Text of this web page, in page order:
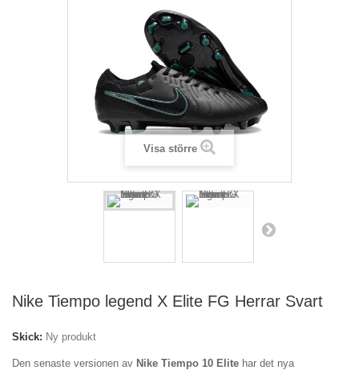
Visa större
Nike Tiempo legend X Elite FG Herrar Svart
Skick: Ny produkt
Den senaste versionen av Nike Tiempo 10 Elite har det nya